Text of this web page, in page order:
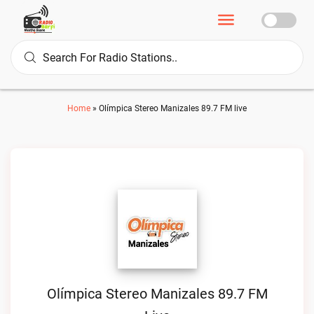
Home » Olímpica Stereo Manizales 89.7 FM live
Olímpica Stereo Manizales 89.7 FM